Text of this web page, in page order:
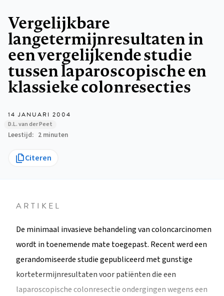
Vergelijkbare
langetermijnresultaten in
een vergelijkende studie
tussen laparoscopische en
klassieke colonresecties
14 JANUARI 2004
D.L. van der Peet
Leestijd 2 minuten
Citeren
ARTIKEL
De minimaal invasieve behandeling van coloncarcinomen
wordt in toenemende mate toegepast. Recent werd een
gerandomiseerde studie gepubliceerd met gunstige
kortetermijnresultaten voor patiënten die een
laparoscopische colonresectie ondergingen wegens een